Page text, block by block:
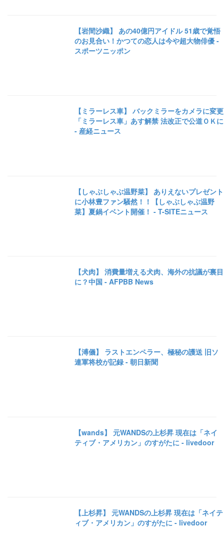
【岩間沙織】 あの40億円アイドル 51歳で覚悟
のお見合い！かつての恋人は今や超大物俳優 -
スポーツニッポン
【ミラーレス車】 バックミラーをカメラに変更
「ミラーレス車」あす解禁 法改正で公道ＯＫに
- 産経ニュース
【しゃぶしゃぶ温野菜】 ありえないプレゼント
に小林豊ファン騒然！！【しゃぶしゃぶ温野
菜】夏鍋イベント開催！ - T-SITEニュース
【犬肉】 消費量増える犬肉、海外の抗議が裏目
に？中国 - AFPBB News
【溥儀】 ラストエンペラー、極秘の護送 旧ソ
連軍将校が記録 - 朝日新聞
【wands】 元WANDSの上杉昇 現在は「ネイ
ティブ・アメリカン」のすがたに - livedoor
【上杉昇】 元WANDSの上杉昇 現在は「ネイテ
ィブ・アメリカン」のすがたに - livedoor